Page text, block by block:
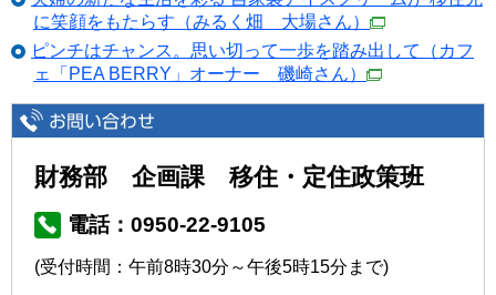
に笑顔をもたらす（みるく畑 大場さん）
ピンチはチャンス。思い切って一歩を踏み出して（カフ
ェ「PEA BERRY」オーナー 磯崎さん）
財務部 企画課 移住・定住政策班
電話：0950-22-9105
(受付時間：午前8時30分～午後5時15分まで)